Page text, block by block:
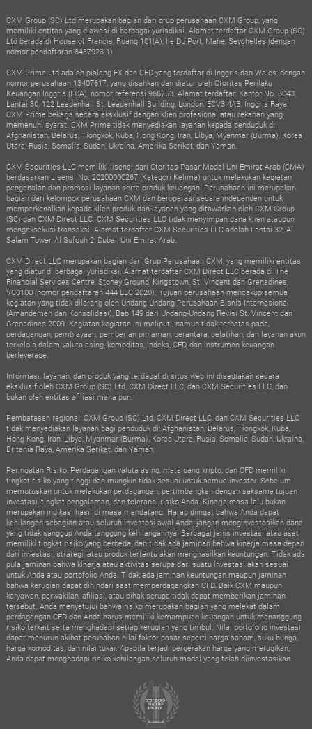
CXM Group (SC) Ltd merupakan bagian dari grup perusahaan CXM Group, yang
memiliki entitas yang diawasi di berbagai yurisdiksi. Alamat terdaftar CXM Group (SC)
Ltd berada di House of Francis, Ruang 101(A), Ile Du Port, Mahe, Seychelles (dengan
nomor pendaftaran 8437923-1)
CXM Prime Ltd adalah pialang FX dan CFD yang terdaftar di Inggris dan Wales, dengan
nomor perusahaan 13407617, yang disahkan dan diatur oleh Otoritas Perilaku
Keuangan Inggris (FCA), nomor referensi 966753. Alamat terdaftar: Kantor No. 3043,
Lantai 30, 122 Leadenhall St, Leadenhall Building, London, ECV3 4AB, Inggris Raya.
CXM Prime bekerja secara eksklusif dengan klien profesional atau rekanan yang
memenuhi syarat. CXM Prime tidak menyediakan layanan kepada penduduk di:
Afghanistan, Belarus, Tiongkok, Kuba, Hong Kong, Iran, Libya, Myanmar (Burma), Korea
Utara, Rusia, Somalia, Sudan, Ukraina, Amerika Serikat, dan Yaman.
CXM Securities LLC memiliki lisensi dari Otoritas Pasar Modal Uni Emirat Arab (CMA)
berdasarkan Lisensi No. 20200000267 (Kategori Kelima) untuk melakukan kegiatan
pengenalan dan promosi layanan serta produk keuangan. Perusahaan ini merupakan
bagian dari kelompok perusahaan CXM dan beroperasi secara independen untuk
memperkenalkan kepada klien produk dan layanan yang ditawarkan oleh CXM Group
(SC) dan CXM Direct LLC. CXM Securities LLC tidak menyimpan dana klien ataupun
mengeksekusi transaksi. Alamat terdaftar CXM Securities LLC adalah Lantai 32, Al
Salam Tower, Al Sufouh 2, Dubai, Uni Emirat Arab.
CXM Direct LLC merupakan bagian dari Grup Perusahaan CXM, yang memiliki entitas
yang diatur di berbagai yurisdiksi. Alamat terdaftar CXM Direct LLC berada di The
Financial Services Centre, Stoney Ground, Kingstown, St. Vincent dan Grenadines,
VC0100 (nomor pendaftaran 444 LLC 2020). Tujuan perusahaan mencakup semua
kegiatan yang tidak dilarang oleh Undang-Undang Perusahaan Bisnis Internasional
(Amandemen dan Konsolidasi), Bab 149 dari Undang-Undang Revisi St. Vincent dan
Grenadines 2009. Kegiatan-kegiatan ini meliputi, namun tidak terbatas pada,
perdagangan, pembiayaan, pemberian pinjaman, perantara, pelatihan, dan layanan akun
terkelola dalam valuta asing, komoditas, indeks, CFD, dan instrumen keuangan
berleverage.
Informasi, layanan, dan produk yang terdapat di situs web ini disediakan secara
eksklusif oleh CXM Group (SC) Ltd, CXM Direct LLC, dan CXM Securities LLC, dan
bukan oleh entitas afiliasi mana pun.
Pembatasan regional: CXM Group (SC) Ltd, CXM Direct LLC, dan CXM Securities LLC
tidak menyediakan layanan bagi penduduk di: Afghanistan, Belarus, Tiongkok, Kuba,
Hong Kong, Iran, Libya, Myanmar (Burma), Korea Utara, Rusia, Somalia, Sudan, Ukraina,
Britania Raya, Amerika Serikat, dan Yaman.
Peringatan Risiko: Perdagangan valuta asing, mata uang kripto, dan CFD memiliki
tingkat risiko yang tinggi dan mungkin tidak sesuai untuk semua investor. Sebelum
memutuskan untuk melakukan perdagangan, pertimbangkan dengan saksama tujuan
investasi, tingkat pengalaman, dan toleransi risiko Anda. Kinerja masa lalu bukan
merupakan indikasi hasil di masa mendatang. Harap diingat bahwa Anda dapat
kehilangan sebagian atau seluruh investasi awal Anda; jangan menginvestasikan dana
yang tidak sanggup Anda tanggung kehilangannya. Berbagai jenis investasi atau aset
memiliki tingkat risiko yang berbeda, dan tidak ada jaminan bahwa kinerja masa depan
dari investasi, strategi, atau produk tertentu akan menghasilkan keuntungan. Tidak ada
pula jaminan bahwa kinerja atau aktivitas serupa dari suatu investasi akan sesuai
untuk Anda atau portofolio Anda. Tidak ada jaminan keuntungan maupun jaminan
bahwa kerugian dapat dihindari saat memperdagangkan CFD. Baik CXM maupun
karyawan, perwakilan, afiliasi, atau pihak serupa tidak dapat memberikan jaminan
tersebut. Anda menyetujui bahwa risiko merupakan bagian yang melekat dalam
perdagangan CFD dan Anda harus memiliki kemampuan keuangan untuk menanggung
risiko terkait serta menghadapi setiap kerugian yang timbul. Nilai portofolio investasi
dapat menurun akibat perubahan nilai faktor pasar seperti harga saham, suku bunga,
harga komoditas, dan nilai tukar. Apabila terjadi pergerakan harga yang merugikan,
Anda dapat menghadapi risiko kehilangan seluruh modal yang telah diinvestasikan.